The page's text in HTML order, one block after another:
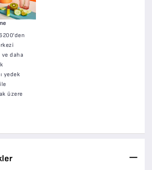
ve daha
yedek
üzere